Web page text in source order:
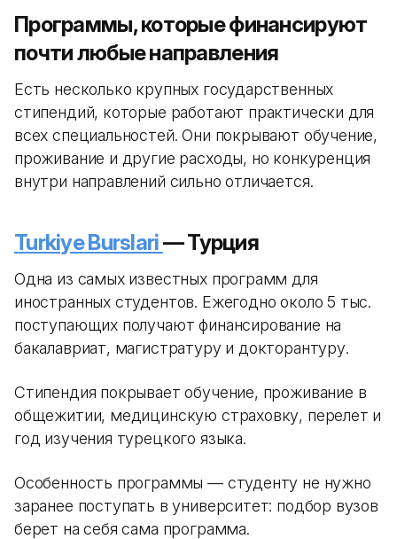
Программы, которые финансируют
почти любые направления
Есть несколько крупных государственных
стипендий, которые работают практически для
всех специальностей. Они покрывают обучение,
проживание и другие расходы, но конкуренция
внутри направлений сильно отличается.
Turkiye Burslari— Турция
Одна из самых известных программ для
иностранных студентов. Ежегодно около 5 тыс.
поступающих получают финансирование на
бакалавриат, магистратуру и докторантуру.
Стипендия покрывает обучение, проживание в
общежитии, медицинскую страховку, перелет и
год изучения турецкого языка.
Особенность программы — студенту не нужно
заранее поступать в университет: подбор вузов
берет на себя сама программа.